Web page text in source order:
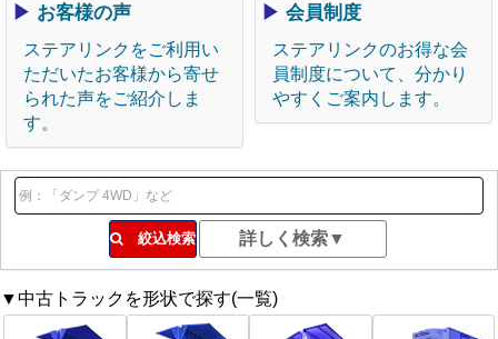
▶ お客様の声
ステアリンクをご利用い
ただいたお客様から寄せ
られた声をご紹介しま
す。
▶ 会員制度
ステアリンクのお得な会
員制度について、分かり
やすくご案内します。
絞込検索
▼中古トラックを形状で探す(一覧)